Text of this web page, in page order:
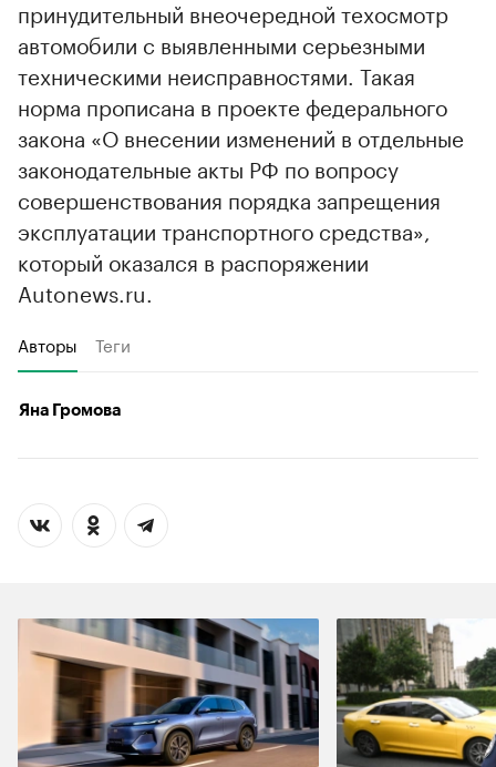
принудительный внеочередной техосмотр
автомобили с выявленными серьезными
техническими неисправностями. Такая
норма прописана в проекте федерального
закона «О внесении изменений в отдельные
законодательные акты РФ по вопросу
совершенствования порядка запрещения
эксплуатации транспортного средства»,
который оказался в распоряжении
Autonews.ru.
Авторы Теги
Яна Громова